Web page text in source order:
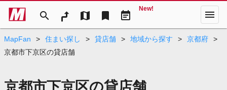
search map bookmark event_note
New! menu
MapFan > 住まい探し > 貸店舗 > 地域から探す > 京都府
>
京都市下京区の貸店舗
京都市下京区の貸店舗